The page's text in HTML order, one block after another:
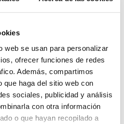
web se usan para personalizar
ofrecer funciones de redes
Además, compartimos
que haga del sitio web con
sociales, publicidad y análisis
con otra información
o que hayan recopilado a
de puerto plenamente
la habitabilidad costera y las
internacional.
de muelles (OPS) hasta la
renovables y redes
el papel de las terminales de
y su impacto